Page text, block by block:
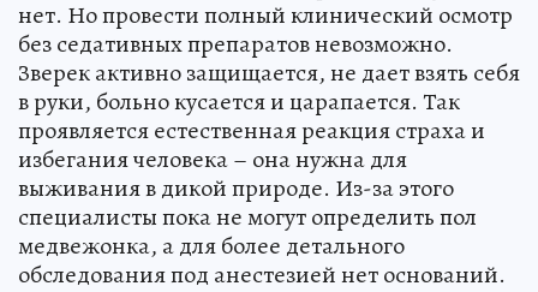
нет. Но провести полный клинический осмотр
без седативных препаратов невозможно.
Зверек активно защищается, не дает взять себя
в руки, больно кусается и царапается. Так
проявляется естественная реакция страха и
избегания человека – она нужна для
выживания в дикой природе. Из-за этого
специалисты пока не могут определить пол
медвежонка, а для более детального
обследования под анестезией нет оснований.